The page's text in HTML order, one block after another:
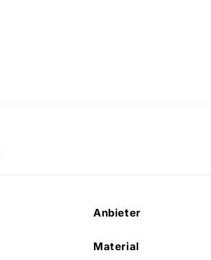
Anbieter
Material